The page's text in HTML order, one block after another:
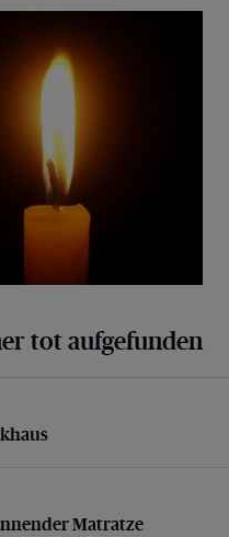
tot aufgefunden
Matratze
Matratze